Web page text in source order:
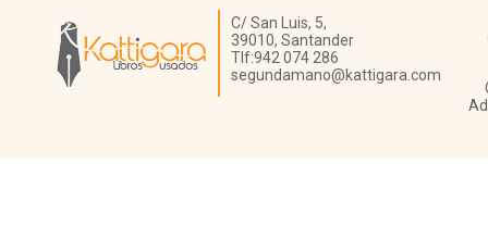
Librería Kattigara
C/ San Luis, 5,
39010, Santander
Tlf:942 074 286
segundamano@kattigara.com